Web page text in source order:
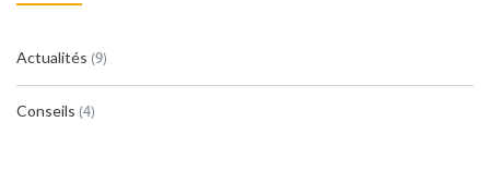
Actualités (9)
Conseils (4)